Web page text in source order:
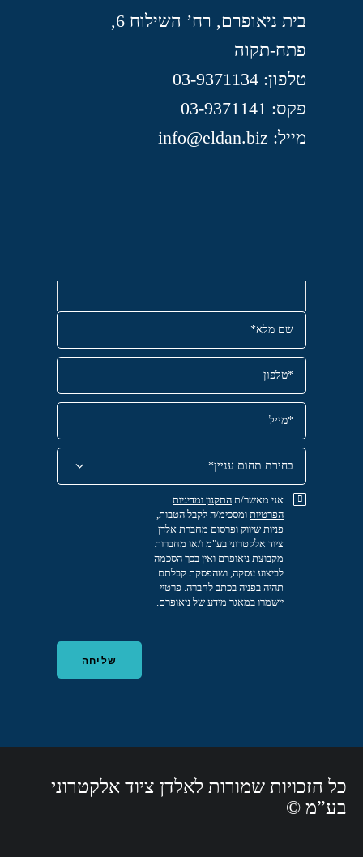
בית ניאופרם, רח’ השילוח 6,
פתח-תקוה
טלפון: 03-9371134
פקס: 03-9371141
מייל: info@eldan.biz
אני מאשר/ת התקנון ומדיניות
הפרטיות ומסכימ/ה לקבל הטבות,
פניות שיווק ופרסום מחברת אלדן
ציוד אלקטרוני בע"מ ו/או מחברות
מקבוצת ניאופרם ואין בכך הסכמה
לביצוע עסקה, ושהפסקת קבלתם
תהיה בפניה בכתב לחברה. פרטיי
יישמרו במאגר מידע של ניאופרם.
כל הזכויות שמורות לאלדן ציוד אלקטרוני
בע”מ ©